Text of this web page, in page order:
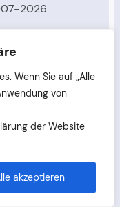
Wenn Sie auf „Alle
von
der Website
akzeptieren
2026